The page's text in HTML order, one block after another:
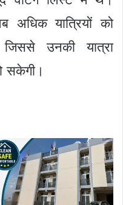
अधिक यात्रियों को
उनकी यात्रा
सकेगी।